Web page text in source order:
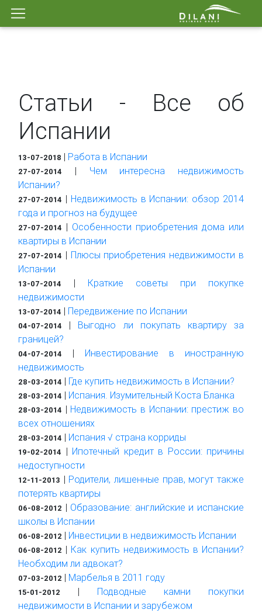
Cтатьи - Все об
Испании
13-07-2018 | Работа в Испании
27-07-2014 | Чем интересна недвижимость
Испании?
27-07-2014 | Недвижимость в Испании: обзор 2014
года и прогноз на будущее
27-07-2014 | Особенности приобретения дома или
квартиры в Испании
27-07-2014 | Плюсы приобретения недвижимости в
Испании
13-07-2014 | Краткие советы при покупке
недвижимости
13-07-2014 | Передвижение по Испании
04-07-2014 | Выгодно ли покупать квартиру за
границей?
04-07-2014 | Инвестирование в иностранную
недвижимость
28-03-2014 | Где купить недвижимость в Испании?
28-03-2014 | Испания. Изумительный Коста Бланка
28-03-2014 | Недвижимость в Испании: престиж во
всех отношениях
28-03-2014 | Испания √ страна корриды
19-02-2014 | Ипотечный кредит в России: причины
недоступности
12-11-2013 | Родители, лишенные прав, могут также
потерять квартиры
06-08-2012 | Образование: английские и испанские
школы в Испании
06-08-2012 | Инвестиции в недвижимость Испании
06-08-2012 | Как купить недвижимость в Испании?
Необходим ли адвокат?
07-03-2012 | Марбелья в 2011 году
15-01-2012 | Подводные камни покупки
недвижимости в Испании и зарубежом